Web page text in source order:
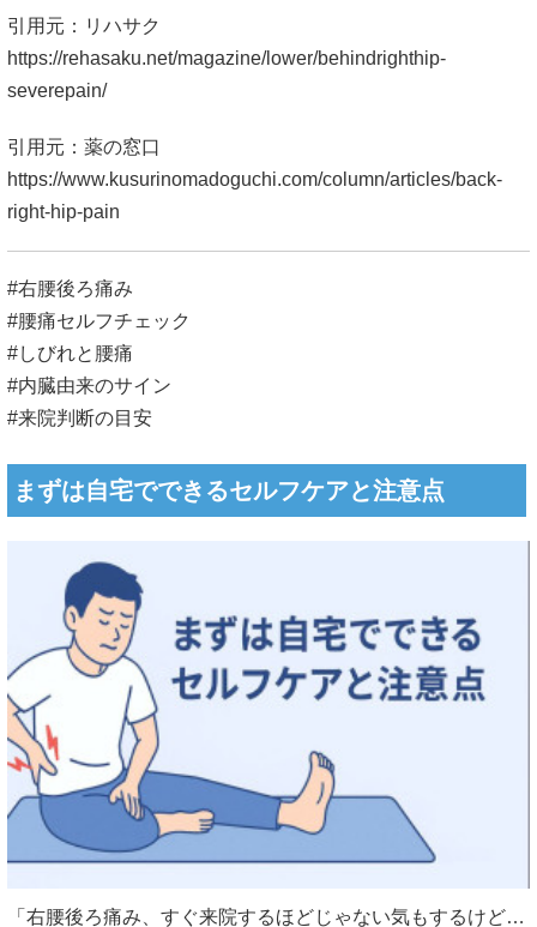
引用元：リハサク
https://rehasaku.net/magazine/lower/behindrighthip-
severepain/
引用元：薬の窓口
https://www.kusurinomadoguchi.com/column/articles/back-
right-hip-pain
#右腰後ろ痛み
#腰痛セルフチェック
#しびれと腰痛
#内臓由来のサイン
#来院判断の目安
まずは自宅でできるセルフケアと注意点
「右腰後ろ痛み、すぐ来院するほどじゃない気もするけど…